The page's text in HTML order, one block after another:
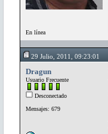
En línea
29 Julio, 2011, 09:23:01
Dragun
Usuario Frecuente
Desconectado
Mensajes: 679